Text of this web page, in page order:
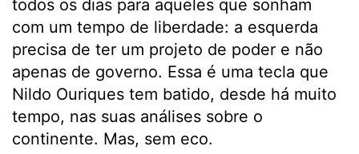
todos os dias para aqueles que sonham
com um tempo de liberdade: a esquerda
precisa de ter um projeto de poder e não
apenas de governo. Essa é uma tecla que
Nildo Ouriques tem batido, desde há muito
tempo, nas suas análises sobre o
continente. Mas, sem eco.